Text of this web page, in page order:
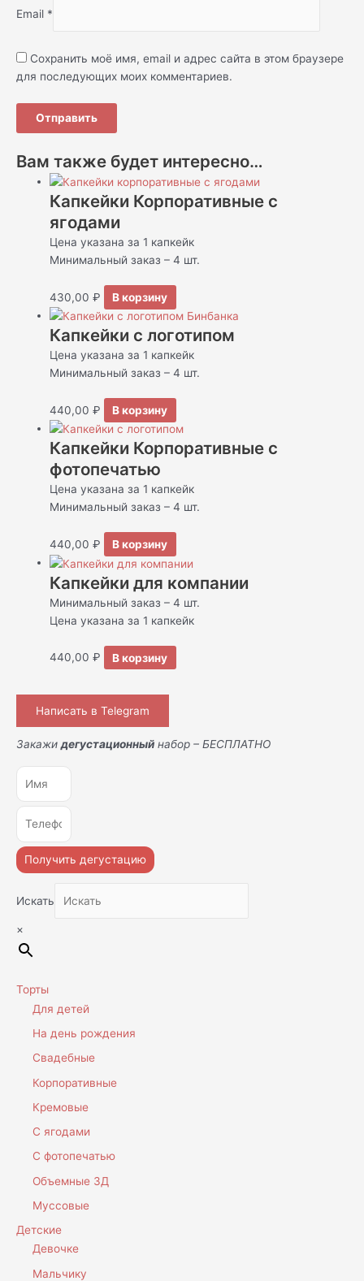
Email *
Сохранить моё имя, email и адрес сайта в этом браузере
для последующих моих комментариев.
Вам также будет интересно…
Капкейки Корпоративные с
ягодами
Цена указана за 1 капкейк
Минимальный заказ – 4 шт.
430,00₽ В корзину
Капкейки с логотипом
Цена указана за 1 капкейк
Минимальный заказ – 4 шт.
440,00₽ В корзину
Капкейки Корпоративные с
фотопечатью
Цена указана за 1 капкейк
Минимальный заказ – 4 шт.
440,00₽ В корзину
Капкейки для компании
Минимальный заказ – 4 шт.
Цена указана за 1 капкейк
440,00₽ В корзину
Написать в Telegram
Закажи дегустационный набор – БЕСПЛАТНО
Получить дегустацию
Искать
×
Торты
Для детей
На день рождения
Свадебные
Корпоративные
Кремовые
С ягодами
С фотопечатью
Объемные 3Д
Муссовые
Детские
Девочке
Мальчику